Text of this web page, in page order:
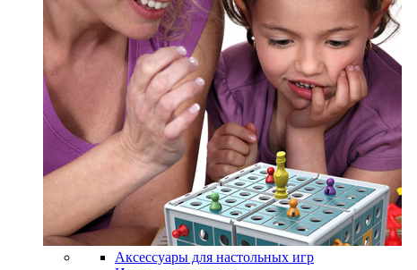
Аксессуары для настольных игр